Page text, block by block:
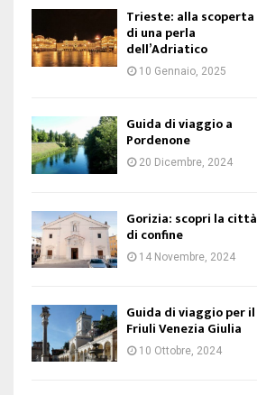
Trieste: alla scoperta
di una perla
dell’Adriatico
10 Gennaio, 2025
Guida di viaggio a
Pordenone
20 Dicembre, 2024
Gorizia: scopri la città
di confine
14 Novembre, 2024
Guida di viaggio per il
Friuli Venezia Giulia
10 Ottobre, 2024